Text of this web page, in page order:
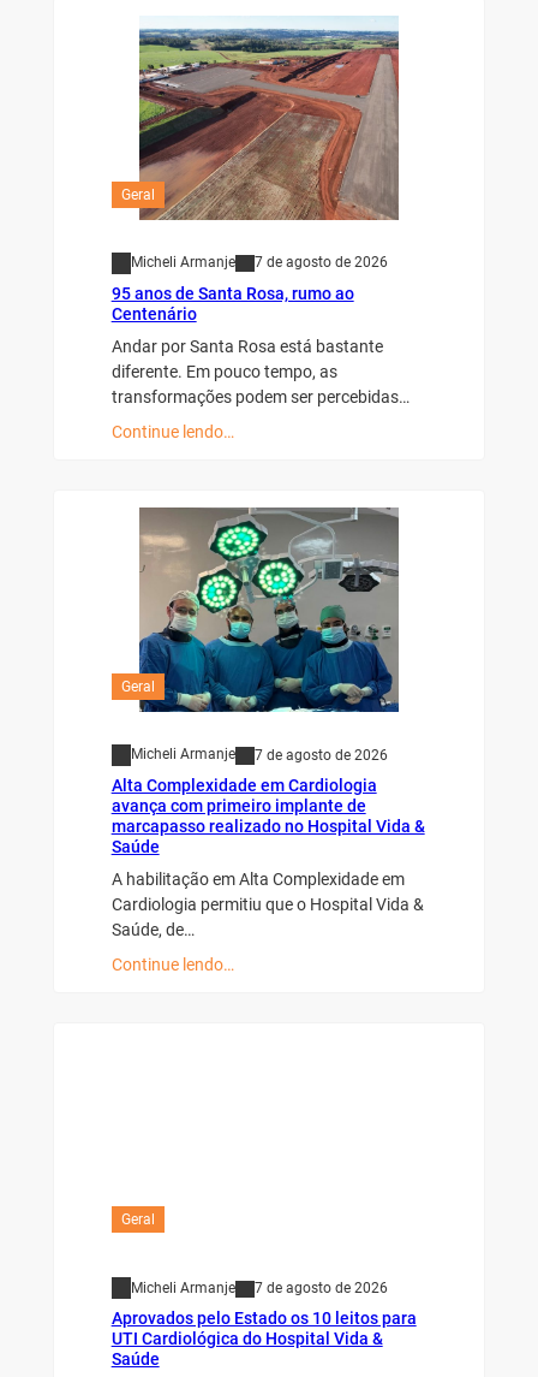
Geral
Micheli Armanje 7 de agosto de 2026
95 anos de Santa Rosa, rumo ao
Centenário
Andar por Santa Rosa está bastante
diferente. Em pouco tempo, as
transformações podem ser percebidas…
Continue lendo…
Geral
Micheli Armanje 7 de agosto de 2026
Alta Complexidade em Cardiologia
avança com primeiro implante de
marcapasso realizado no Hospital Vida &
Saúde
A habilitação em Alta Complexidade em
Cardiologia permitiu que o Hospital Vida &
Saúde, de…
Continue lendo…
Geral
Micheli Armanje 7 de agosto de 2026
Aprovados pelo Estado os 10 leitos para
UTI Cardiológica do Hospital Vida &
Saúde